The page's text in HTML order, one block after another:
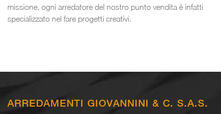
missione, ogni arredatore del nostro punto vendita è infatti
specializzato nel fare progetti creativi.
ARREDAMENTI GIOVANNINI & C. S.A.S.